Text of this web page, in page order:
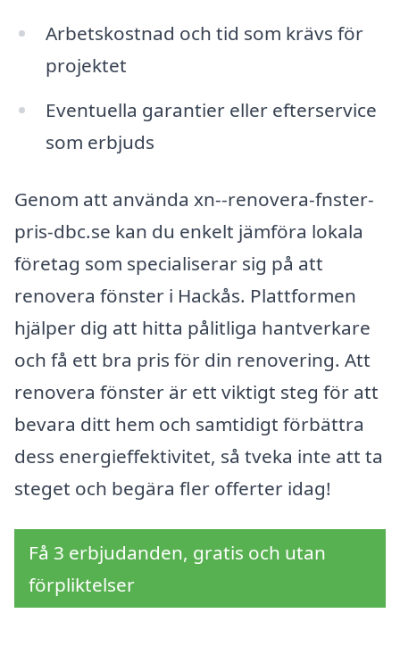
Arbetskostnad och tid som krävs för
projektet
Eventuella garantier eller efterservice
som erbjuds
Genom att använda xn--renovera-fnster-
pris-dbc.se kan du enkelt jämföra lokala
företag som specialiserar sig på att
renovera fönster i Hackås. Plattformen
hjälper dig att hitta pålitliga hantverkare
och få ett bra pris för din renovering. Att
renovera fönster är ett viktigt steg för att
bevara ditt hem och samtidigt förbättra
dess energieffektivitet, så tveka inte att ta
steget och begära fler offerter idag!
Få 3 erbjudanden, gratis och utan
förpliktelser